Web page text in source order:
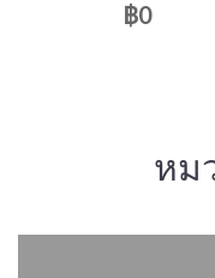
฿0
หม